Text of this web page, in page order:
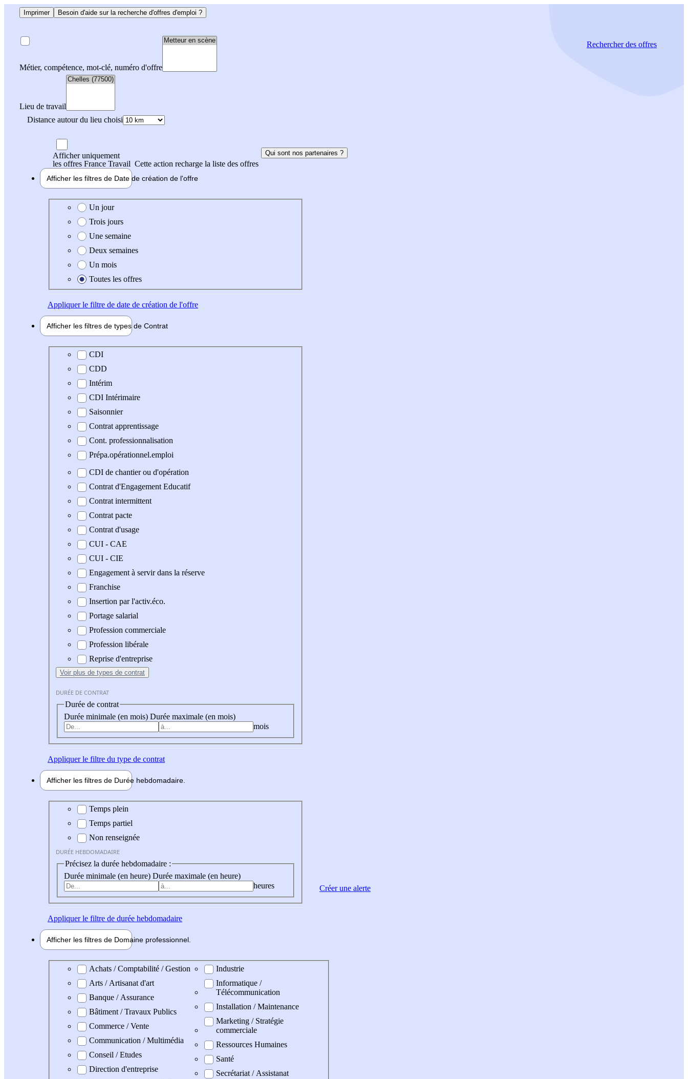
Imprimer Besoin d'aide sur la recherche d'offres d'emploi ?
Métier, compétence, mot-clé, numéro d'offre
Lieu de travail
Distance autour du lieu choisi
Rechercherdes offres
Afficher uniquement
les offres France Travail Cette action recharge la liste des offres
Qui sont nos partenaires ?
Afficher les filtres de Date de création de l'offre
Date de création de l'offre
Un jour
Trois jours
Une semaine
Deux semaines
Un mois
Toutes les offres
Appliquerle filtre de date de création de l'offre
Afficher les filtres de types de Contrat
Type de contrat
CDI
CDD
Intérim
CDI Intérimaire
Saisonnier
Contrat apprentissage
Cont. professionnalisation
Prépa.opérationnel.emploi
CDI de chantier ou d'opération
Contrat d'Engagement Educatif
Contrat intermittent
Contrat pacte
Contrat d'usage
CUI - CAE
CUI - CIE
Engagement à servir dans la réserve
Franchise
Insertion par l'activ.éco.
Portage salarial
Profession commerciale
Profession libérale
Reprise d'entreprise
Voir plus de types de contrat
DURÉE DE CONTRAT
Durée de contrat
Durée minimale (en mois) Durée maximale (en mois)
mois
Appliquerle filtre du type de contrat
Afficher les filtres de Durée hebdomadaire
Durée hebdomadaire
Temps plein
Temps partiel
Non renseignée
DURÉE HEBDOMADAIRE
Précisez la durée hebdomadaire :
Durée minimale (en heure) Durée maximale (en heure)
heures
Appliquerle filtre de durée hebdomadaire
Afficher les filtres de Domaine professionnel
Domaine professionel
Achats / Comptabilité / Gestion
Arts / Artisanat d'art
Banque / Assurance
Bâtiment / Travaux Publics
Commerce / Vente
Communication / Multimédia
Conseil / Etudes
Direction d'entreprise
Industrie
Informatique /
Télécommunication
Installation / Maintenance
Marketing / Stratégie
commerciale
Ressources Humaines
Santé
Secrétariat / Assistanat
Créer une alerte